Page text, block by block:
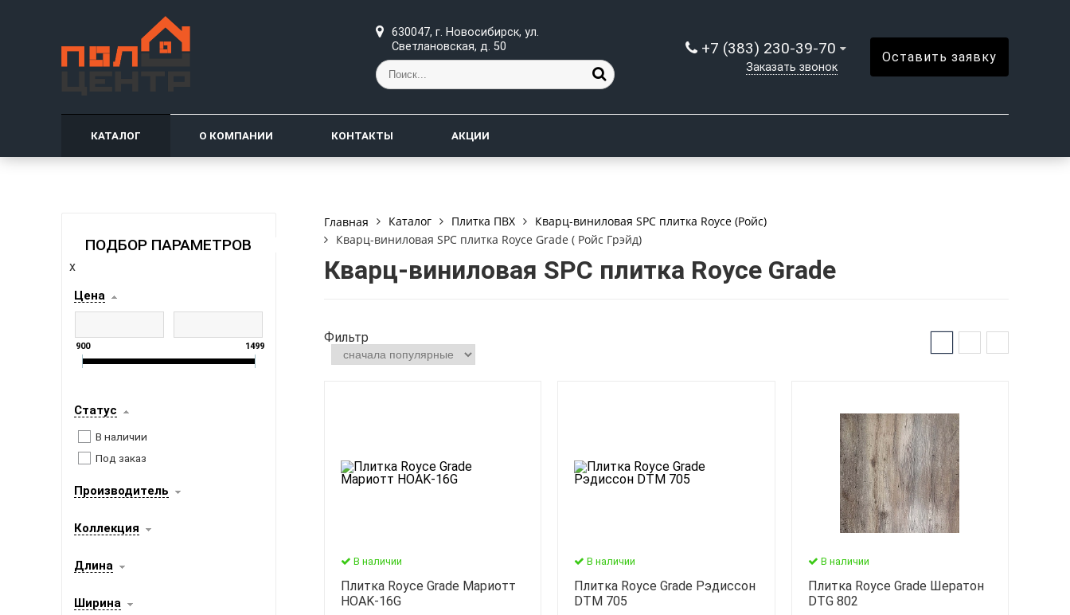
630047, г. Новосибирск, ул.
Светлановская, д. 50
+7 (383) 230-39-70
Заказать звонок
Оставить заявку
КАТАЛОГ О КОМПАНИИ КОНТАКТЫ АКЦИИ
ПОДБОР ПАРАМЕТРОВ
x
Цена
900 1499
Статус
В наличии
Под заказ
Производитель
Коллекция
Длина
Ширина
Главная Каталог Плитка ПВХ
Кварц-виниловая SPC плитка Royce (Ройс)
Кварц-виниловая SPC плитка Royce Grade ( Ройс Грэйд)
Кварц-виниловая SPC плитка Royce Grade
Фильтр
В наличии
Плитка Royce Grade Мариотт
HOAK-16G
В наличии
Плитка Royce Grade Рэдиссон
DTM 705
В наличии
Плитка Royce Grade Шератон
DTG 802